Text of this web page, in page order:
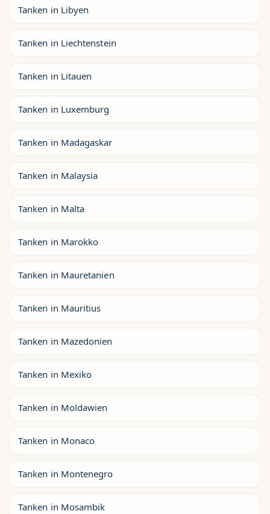
Tanken in Libyen
Tanken in Liechtenstein
Tanken in Litauen
Tanken in Luxemburg
Tanken in Madagaskar
Tanken in Malaysia
Tanken in Malta
Tanken in Marokko
Tanken in Mauretanien
Tanken in Mauritius
Tanken in Mazedonien
Tanken in Mexiko
Tanken in Moldawien
Tanken in Monaco
Tanken in Montenegro
Tanken in Mosambik